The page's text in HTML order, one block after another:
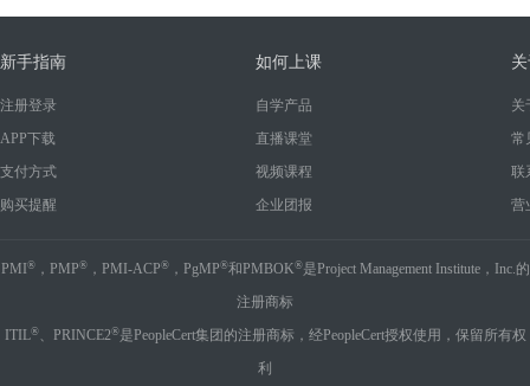
新手指南
注册登录
APP下载
支付方式
购买提醒
如何上课
自学产品
直播课堂
视频课程
企业团报
关
常
联
营
PMI ®，PMP®，PMI-ACP®，PgMP®和PMBOK®是Project Management Institute，Inc.的
注册商标
ITIL®、PRINCE2®是PeopleCert集团的注册商标，经PeopleCert授权使用，保留所有权
利